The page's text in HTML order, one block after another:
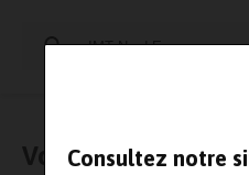
Consultez notre
Vous avez cherché